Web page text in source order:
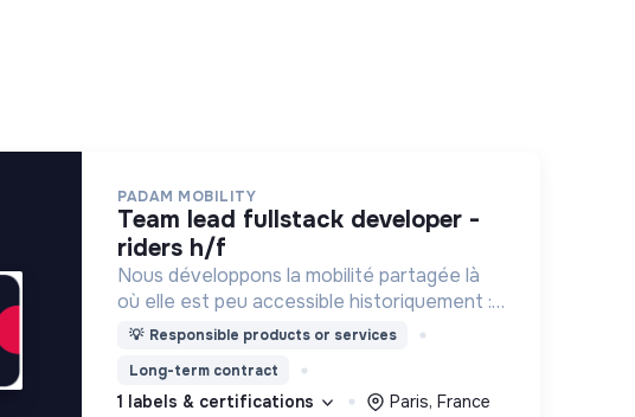
PADAM MOBILITY
team lead fullstack developer -
riders h/f
Nous développons la mobilité partagée là
où elle est peu accessible historiquement :
dans les zones périurbaines et rurales, en
mobilité réduite.
💡 Responsible products or services
Long-term contract
1 labels & certifications
Paris, France